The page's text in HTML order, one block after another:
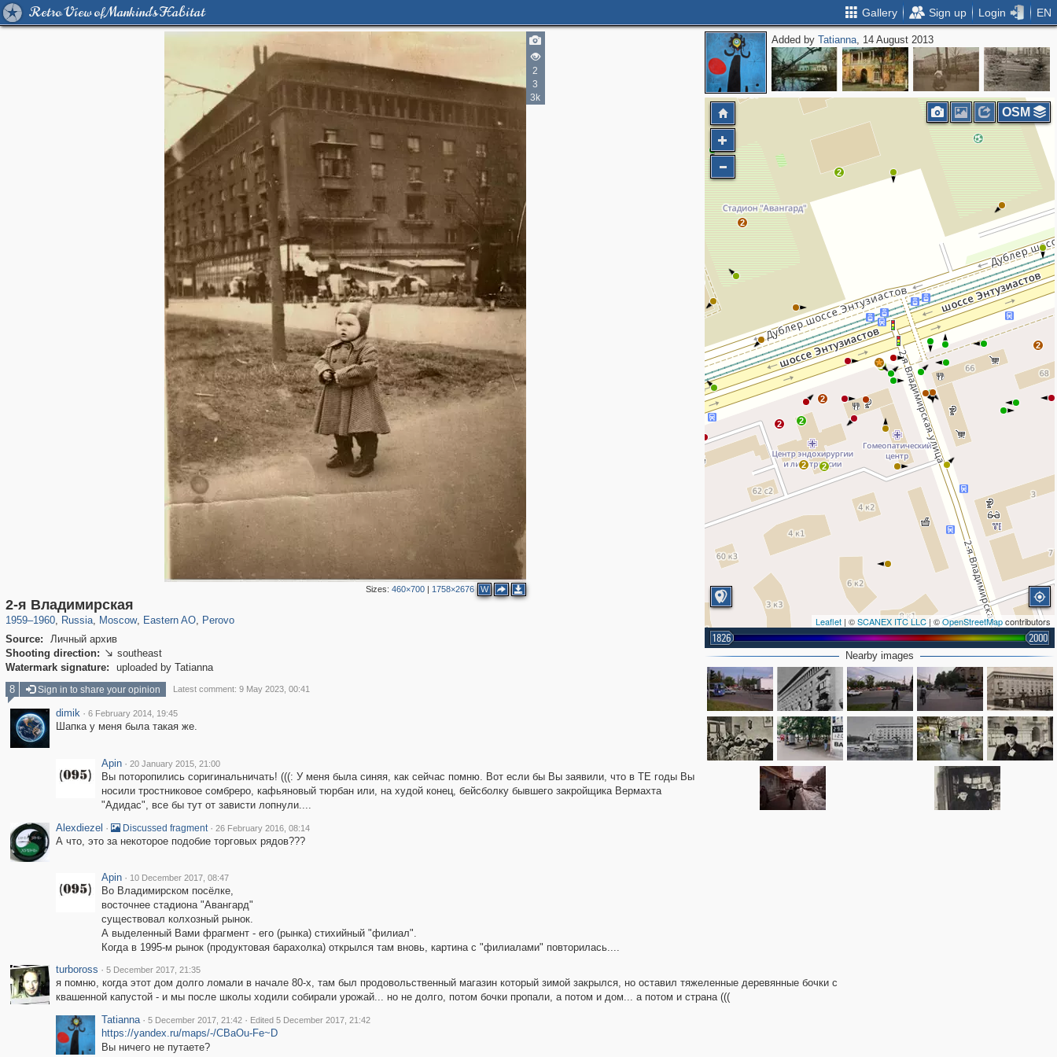
Retro View of Mankind's Habitat Gallery Sign up Login EN
2
3
3k
Sizes: 460×700| 1758×2676 W
2-я Владимирская
1959–1960, Russia
1,406,590
, Moscow
319,809 8,286
, Eastern AO
20,930
, Perovo
Source:
Личный архив
Shooting direction:  southeast
Watermark signature:
uploaded by Tatianna
Added byTatianna, 14 August 2013
2
2
2
2
2
2
2 2
2
Leaflet | ©SCANEX ITC LLC | ©OpenStreetMapcontributors
1826 2000
OSM
Nearby images
8 Sign in to share your opinion Latest comment: 9 May 2023, 00:41
dimik · 6 February 2014, 19:45
Шапка у меня была такая же.
Apin · 20 January 2015, 21:00
Вы поторопились соригинальничать! (((: У меня была синяя, как сейчас помню. Вот если бы Вы заявили, что в ТЕ годы Вы
носили тростниковое сомбреро, кафьяновый тюрбан или, на худой конец, бейсболку бывшего закройщика Вермахта
"Адидас", все бы тут от зависти лопнули....
Alexdiezel · Discussed fragment · 26 February 2016, 08:14
А что, это за некоторое подобие торговых рядов???
Apin · 10 December 2017, 08:47
Во Владимирском посёлке,
восточнее стадиона "Авангард"
существовал колхозный рынок.
А выделенный Вами фрагмент - его (рынка) стихийный "филиал".
Когда в 1995-м рынок (продуктовая барахолка) открылся там вновь, картина с "филиалами" повторилась....
turboross · 5 December 2017, 21:35
я помню, когда этот дом долго ломали в начале 80-х, там был продовольственный магазин который зимой закрылся, но оставил тяжеленные деревянные бочки с
квашенной капустой - и мы после школы ходили собирали урожай... но не долго, потом бочки пропали, а потом и дом... а потом и страна (((
Tatianna · 5 December 2017, 21:42 · Edited 5 December 2017, 21:42
https://yandex.ru/maps/-/CBaOu-Fe~D
Вы ничего не путаете?